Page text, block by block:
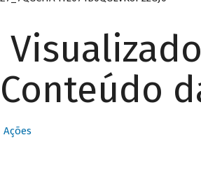
Conteúdo
Ações